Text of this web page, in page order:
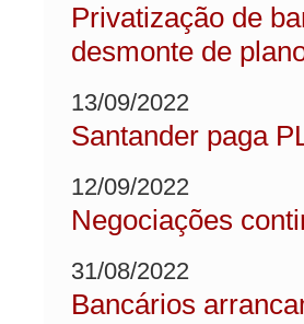
Privatização de
desmonte de
13/09/2022
Santander paga
12/09/2022
Negociações
31/08/2022
Bancários